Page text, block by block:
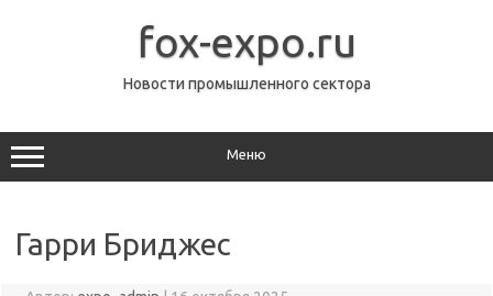
fox-expo.ru
Новости промышленного сектора
Меню
Гарри Бриджес